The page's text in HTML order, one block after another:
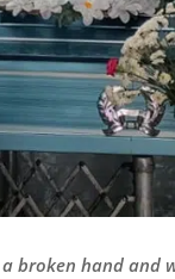
broken hand and